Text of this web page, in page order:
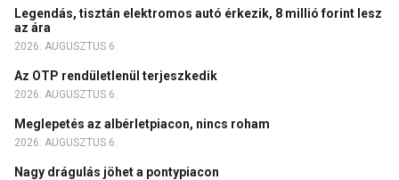
Legendás, tisztán elektromos autó érkezik, 8 millió forint lesz
az ára
2026. AUGUSZTUS 6.
Az OTP rendületlenül terjeszkedik
2026. AUGUSZTUS 6.
Meglepetés az albérletpiacon, nincs roham
2026. AUGUSZTUS 6.
Nagy drágulás jöhet a pontypiacon